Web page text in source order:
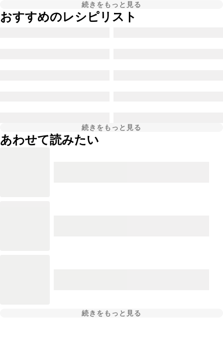
続きをもっと見る
おすすめのレシピリスト
続きをもっと見る
あわせて読みたい
続きをもっと見る